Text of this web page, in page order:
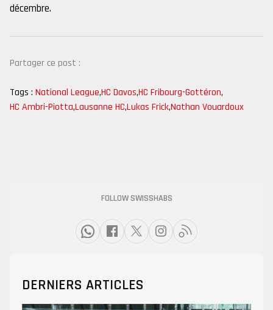
décembre.
Partager ce post :
Tags : National League,HC Davos,HC Fribourg-Gottéron,
HC Ambri-Piotta,Lausanne HC,Lukas Frick,Nathan Vouardoux
FOLLOW SWISSHABS
DERNIERS ARTICLES